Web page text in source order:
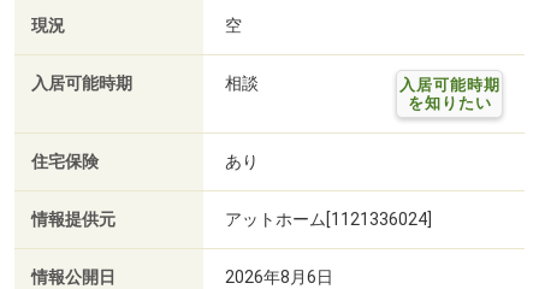
現況 空
入居可能時期 相談
入居可能時期
を知りたい
住宅保険 あり
情報提供元 アットホーム[1121336024]
情報公開日 2026年8月6日